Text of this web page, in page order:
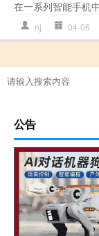
在一系列智能手机
nj 04-06
公告